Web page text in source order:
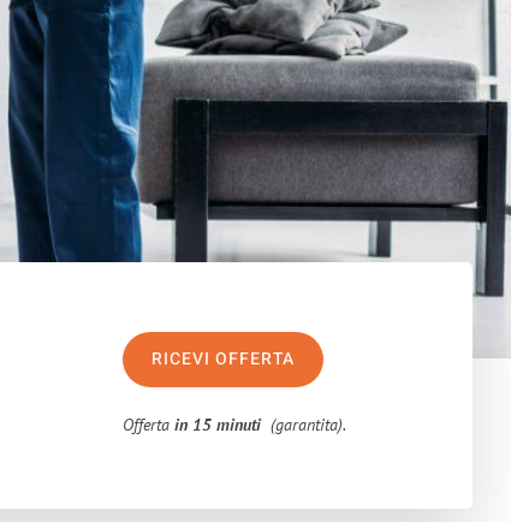
RICEVI OFFERTA
Offertain 15 minuti (garantita).